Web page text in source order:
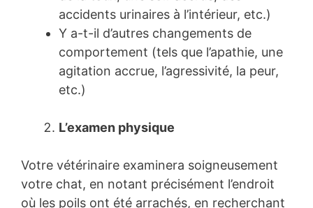
accidents urinaires à l’intérieur, etc.)
Y a-t-il d’autres changements de
comportement (tels que l’apathie, une
agitation accrue, l’agressivité, la peur,
etc.)
L’examen physique
Votre vétérinaire examinera soigneusement
votre chat, en notant précisément l’endroit
où les poils ont été arrachés, en recherchant